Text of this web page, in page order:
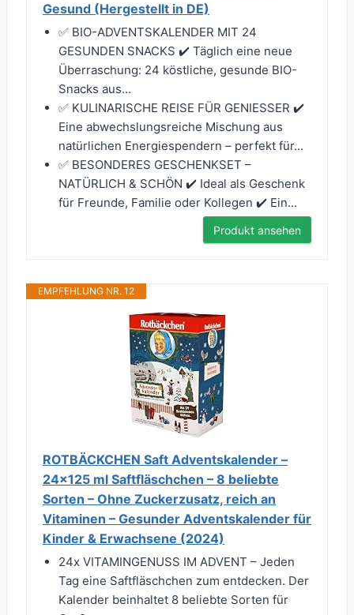
Gesund (Hergestellt in DE)
✅ BIO-ADVENTSKALENDER MIT 24
GESUNDEN SNACKS ✔️ Täglich eine neue
Überraschung: 24 köstliche, gesunde BIO-
Snacks aus...
✅ KULINARISCHE REISE FÜR GENIESSER ✔️
Eine abwechslungsreiche Mischung aus
natürlichen Energiespendern – perfekt für...
✅ BESONDERES GESCHENKSET –
NATÜRLICH & SCHÖN ✔️ Ideal als Geschenk
für Freunde, Familie oder Kollegen ✔️ Ein...
Produkt ansehen
EMPFEHLUNG NR. 12
ROTBÄCKCHEN Saft Adventskalender –
24x125 ml Saftfläschchen – 8 beliebte
Sorten – Ohne Zuckerzusatz, reich an
Vitaminen – Gesunder Adventskalender für
Kinder & Erwachsene (2024)
24x VITAMINGENUSS IM ADVENT – Jeden
Tag eine Saftfläschchen zum entdecken. Der
Kalender beinhaltet 8 beliebte Sorten für